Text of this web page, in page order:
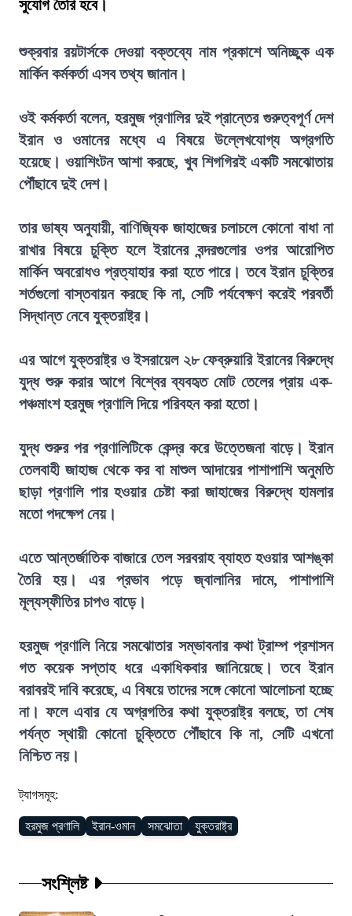
সুযোগ তৈরি হবে।
শুক্রবার রয়টার্সকে দেওয়া বক্তব্যে নাম প্রকাশে অনিচ্ছুক এক
মার্কিন কর্মকর্তা এসব তথ্য জানান।
ওই কর্মকর্তা বলেন, হরমুজ প্রণালির দুই প্রান্তের গুরুত্বপূর্ণ দেশ
ইরান ও ওমানের মধ্যে এ বিষয়ে উল্লেখযোগ্য অগ্রগতি
হয়েছে। ওয়াশিংটন আশা করছে, খুব শিগগিরই একটি সমঝোতায়
পৌঁছাবে দুই দেশ।
তার ভাষ্য অনুযায়ী, বাণিজ্যিক জাহাজের চলাচলে কোনো বাধা না
রাখার বিষয়ে চুক্তি হলে ইরানের বন্দরগুলোর ওপর আরোপিত
মার্কিন অবরোধও প্রত্যাহার করা হতে পারে। তবে ইরান চুক্তির
শর্তগুলো বাস্তবায়ন করছে কি না, সেটি পর্যবেক্ষণ করেই পরবর্তী
সিদ্ধান্ত নেবে যুক্তরাষ্ট্র।
এর আগে যুক্তরাষ্ট্র ও ইসরায়েল ২৮ ফেব্রুয়ারি ইরানের বিরুদ্ধে
যুদ্ধ শুরু করার আগে বিশ্বের ব্যবহৃত মোট তেলের প্রায় এক-
পঞ্চমাংশ হরমুজ প্রণালি দিয়ে পরিবহন করা হতো।
যুদ্ধ শুরুর পর প্রণালিটিকে কেন্দ্র করে উত্তেজনা বাড়ে। ইরান
তেলবাহী জাহাজ থেকে কর বা মাশুল আদায়ের পাশাপাশি অনুমতি
ছাড়া প্রণালি পার হওয়ার চেষ্টা করা জাহাজের বিরুদ্ধে হামলার
মতো পদক্ষেপ নেয়।
এতে আন্তর্জাতিক বাজারে তেল সরবরাহ ব্যাহত হওয়ার আশঙ্কা
তৈরি হয়। এর প্রভাব পড়ে জ্বালানির দামে, পাশাপাশি
মূল্যস্ফীতির চাপও বাড়ে।
হরমুজ প্রণালি নিয়ে সমঝোতার সম্ভাবনার কথা ট্রাম্প প্রশাসন
গত কয়েক সপ্তাহ ধরে একাধিকবার জানিয়েছে। তবে ইরান
বরাবরই দাবি করেছে, এ বিষয়ে তাদের সঙ্গে কোনো আলোচনা হচ্ছে
না। ফলে এবার যে অগ্রগতির কথা যুক্তরাষ্ট্র বলছে, তা শেষ
পর্যন্ত স্থায়ী কোনো চুক্তিতে পৌঁছাবে কি না, সেটি এখনো
নিশ্চিত নয়।
ট্যাগসমূহ:
হরমুজ প্রণালি ইরান-ওমান সমঝোতা যুক্তরাষ্ট্র
সংশ্লিষ্ট